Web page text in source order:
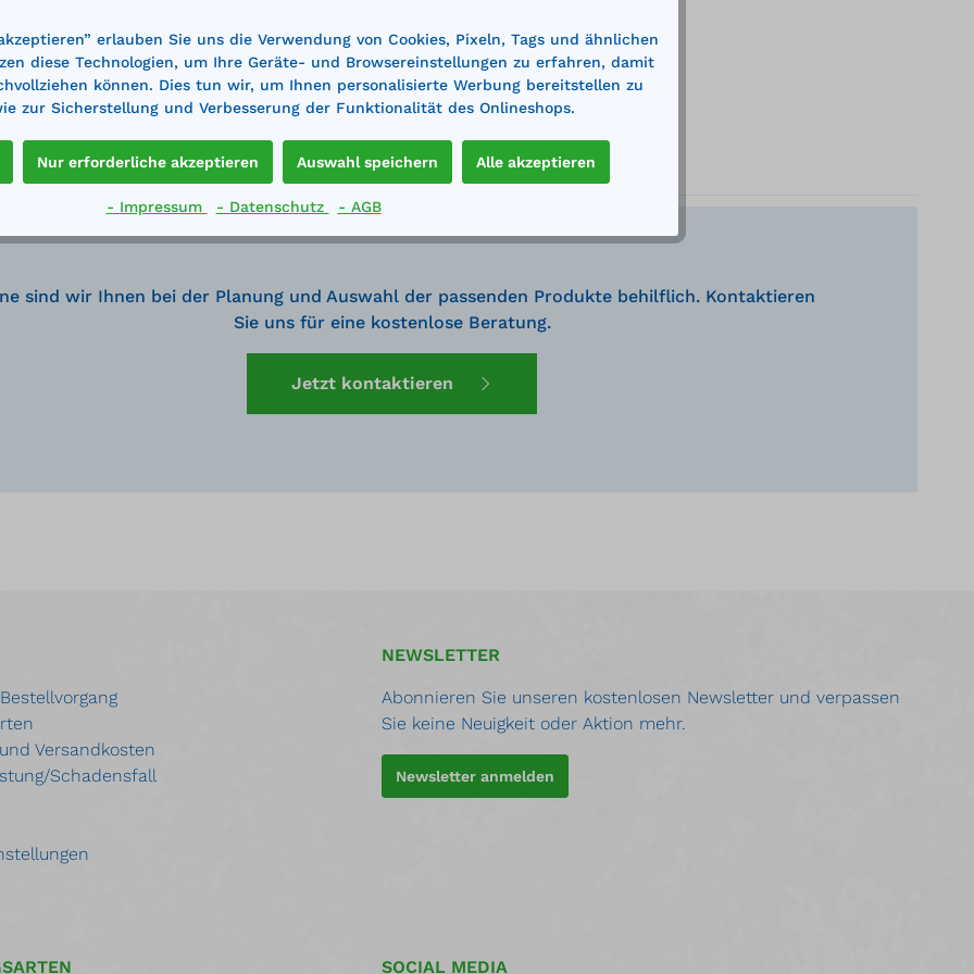
sind wir Ihnen bei der Planung und Auswahl der passenden Produkte behilflich. Kontaktieren
Sie uns für eine kostenlose Beratung.
Jetzt kontaktieren
Versandkosten
Schadensfall
NEWSLETTER
Abonnieren Sie unseren kostenlosen Newsletter und verpassen
Sie keine Neuigkeit oder Aktion mehr.
Newsletter anmelden
SOCIAL MEDIA
erlauben Sie uns die Verwendung von Cookies, Pixeln, Tags und ähnlichen
diese Technologien, um Ihre Geräte- und Browsereinstellungen zu erfahren, damit
können. Dies tun wir, um Ihnen personalisierte Werbung bereitstellen zu
zur Sicherstellung und Verbesserung der Funktionalität des Onlineshops.
Nur erforderliche akzeptieren Auswahl speichern Alle akzeptieren
- Impressum - Datenschutz - AGB